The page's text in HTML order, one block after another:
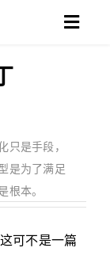
只是手段，
是为了满足
根本。
可不是一篇